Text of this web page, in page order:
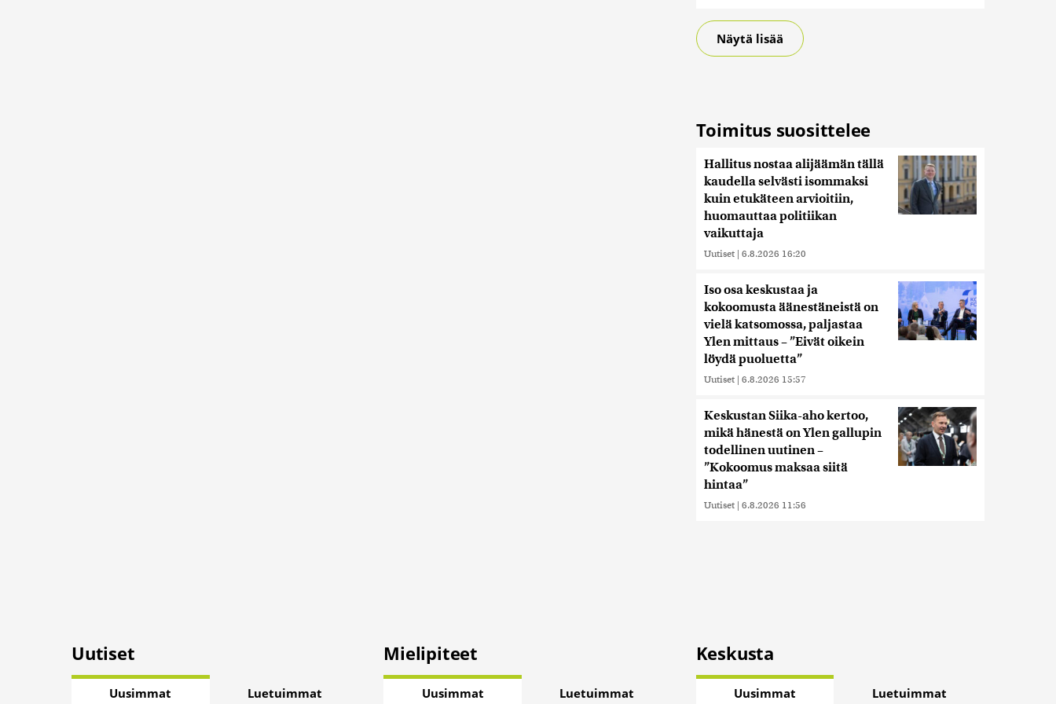
Näytä lisää
Toimitus suosittelee
Hallitus nostaa alijäämän tällä
kaudella selvästi isommaksi
kuin etukäteen arvioitiin,
huomauttaa politiikan
vaikuttaja
Uutiset | 6.8.2026 16:20
Iso osa keskustaa ja
kokoomusta äänestäneistä on
vielä katsomossa, paljastaa
Ylen mittaus – ”Eivät oikein
löydä puoluetta”
Uutiset | 6.8.2026 15:57
Keskustan Siika-aho kertoo,
mikä hänestä on Ylen gallupin
todellinen uutinen –
”Kokoomus maksaa siitä
hintaa”
Uutiset | 6.8.2026 11:56
Uutiset
Uusimmat Luetuimmat
Mielipiteet
Uusimmat Luetuimmat
Keskusta
Uusimmat Luetuimmat